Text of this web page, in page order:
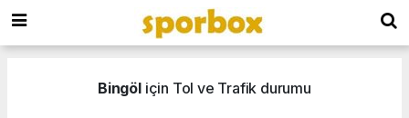
Bingöl için Tol ve Trafik durumu